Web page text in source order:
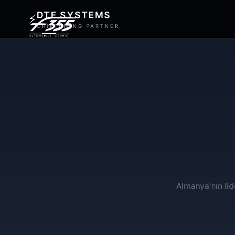
⚡DTE SYSTEMS
CHIPTUNING PARTNER
Almanya'nın